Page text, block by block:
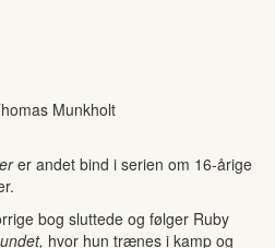
Munkholt
er andet bind i serien om 16-årige
bog sluttede og følger Ruby
hvor hun trænes i kamp og